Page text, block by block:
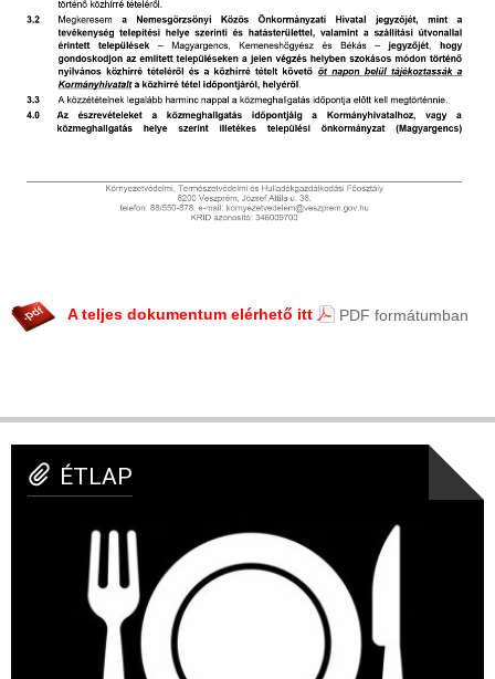
A teljes dokumentum elérhető itt PDF formátumban
ÉTLAP